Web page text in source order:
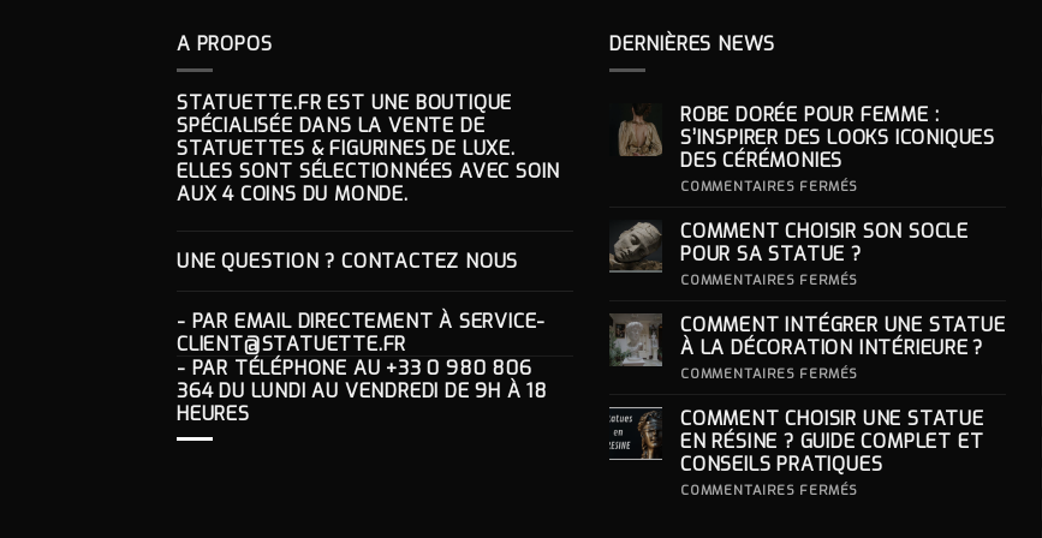
A PROPOS
STATUETTE.FR EST UNE BOUTIQUE
SPÉCIALISÉE DANS LA VENTE DE
STATUETTES & FIGURINES DE LUXE.
ELLES SONT SÉLECTIONNÉES AVEC SOIN
AUX 4 COINS DU MONDE.
UNE QUESTION ? CONTACTEZ NOUS
- PAR EMAIL DIRECTEMENT À SERVICE-
CLIENT@STATUETTE.FR
- PAR TÉLÉPHONE AU +33 0 980 806
364DU LUNDI AU VENDREDI DE 9H À 18
HEURES
DERNIÈRES NEWS
ROBE DORÉE POUR FEMME :
S’INSPIRER DES LOOKS ICONIQUES
DES CÉRÉMONIES
COMMENTAIRES FERMÉS
POUR
FEMME
ICONIQUES
DES
CÉRÉMONIES
COMMENT CHOISIR SON SOCLE
POUR SA STATUE ?
COMMENTAIRES FERMÉS
SON
SOCLE
POUR
COMMENT INTÉGRER UNE STATUE
À LA DÉCORATION INTÉRIEURE ?
COMMENTAIRES FERMÉS
UNE
STATUE
À
LA
COMMENT CHOISIR UNE STATUE
EN RÉSINE ? GUIDE COMPLET ET
CONSEILS PRATIQUES
COMMENTAIRES FERMÉS